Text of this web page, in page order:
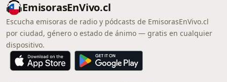
EmisorasEnVivo.cl
Escucha emisoras de radio y pódcasts de EmisorasEnVivo.cl
por ciudad, género o estado de ánimo — gratis en cualquier
dispositivo.